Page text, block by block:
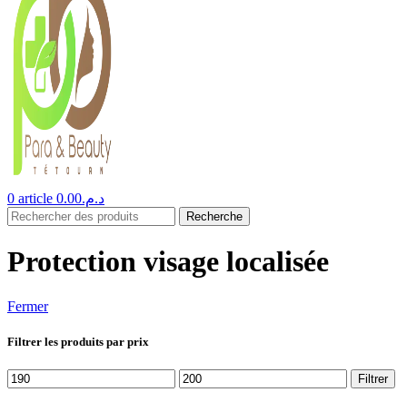
0 article د.م.0.00
Recherche
Protection visage localisée
Fermer
Filtrer les produits par prix
Prix
min
Prix
max
Filtrer